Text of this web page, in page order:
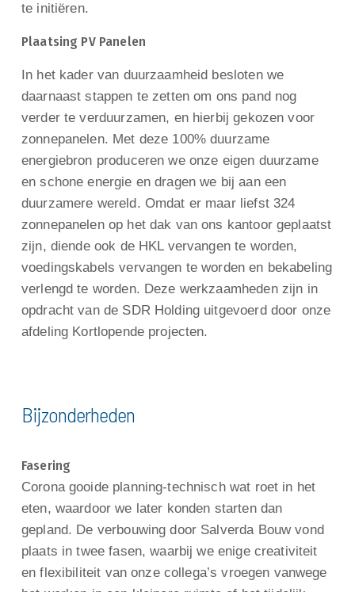
te initiëren.
Plaatsing PV Panelen
In het kader van duurzaamheid besloten we
daarnaast stappen te zetten om ons pand nog
verder te verduurzamen, en hierbij gekozen voor
zonnepanelen. Met deze 100% duurzame
energiebron produceren we onze eigen duurzame
en schone energie en dragen we bij aan een
duurzamere wereld. Omdat er maar liefst 324
zonnepanelen op het dak van ons kantoor geplaatst
zijn, diende ook de HKL vervangen te worden,
voedingskabels vervangen te worden en bekabeling
verlengd te worden. Deze werkzaamheden zijn in
opdracht van de SDR Holding uitgevoerd door onze
afdeling Kortlopende projecten.
Bijzonderheden
Fasering
Corona gooide planning-technisch wat roet in het
eten, waardoor we later konden starten dan
gepland. De verbouwing door Salverda Bouw vond
plaats in twee fasen, waarbij we enige creativiteit
en flexibiliteit van onze collega’s vroegen vanwege